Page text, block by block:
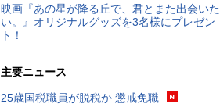
映画『あの星が降る丘で、君とまた出会いた
い。』オリジナルグッズを3名様にプレゼン
ト！
主要ニュース
25歳国税職員が脱税か 懲戒免職